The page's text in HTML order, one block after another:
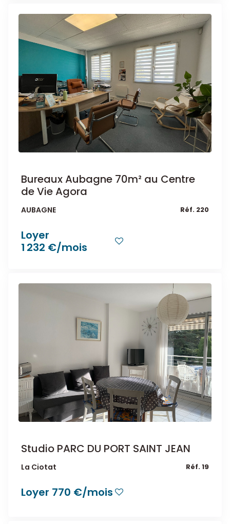
Bureaux Aubagne 70m² au Centre
de Vie Agora
AUBAGNE Réf. 220
Loyer
1 232 €/mois
Studio PARC DU PORT SAINT JEAN
La Ciotat Réf. 19
Loyer 770 €/mois